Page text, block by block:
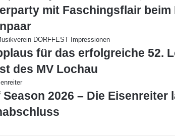
mit Faschingsflair beim
für das erfolgreiche 52.
des MV Lochau
Season 2026 – Die Eisenreiter